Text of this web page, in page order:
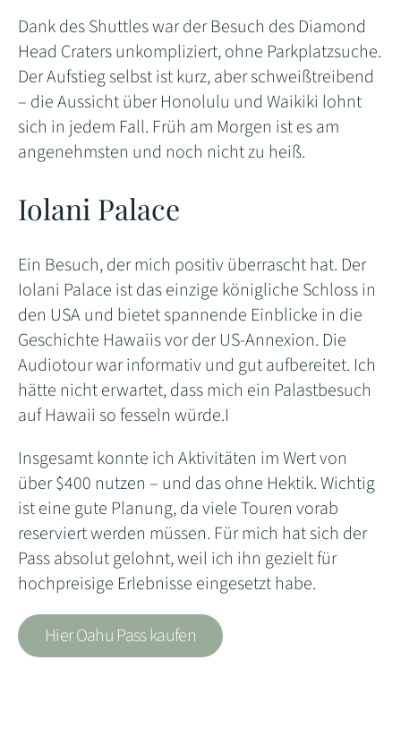
Dank des Shuttles war der Besuch des Diamond
Head Craters unkompliziert, ohne Parkplatzsuche.
Der Aufstieg selbst ist kurz, aber schweißtreibend
– die Aussicht über Honolulu und Waikiki lohnt
sich in jedem Fall. Früh am Morgen ist es am
angenehmsten und noch nicht zu heiß.
Iolani Palace
Ein Besuch, der mich positiv überrascht hat. Der
Iolani Palace ist das einzige königliche Schloss in
den USA und bietet spannende Einblicke in die
Geschichte Hawaiis vor der US-Annexion. Die
Audiotour war informativ und gut aufbereitet. Ich
hätte nicht erwartet, dass mich ein Palastbesuch
auf Hawaii so fesseln würde.I
Insgesamt konnte ich Aktivitäten im Wert von
über $400 nutzen – und das ohne Hektik. Wichtig
ist eine gute Planung, da viele Touren vorab
reserviert werden müssen. Für mich hat sich der
Pass absolut gelohnt, weil ich ihn gezielt für
hochpreisige Erlebnisse eingesetzt habe.
Hier Oahu Pass kaufen